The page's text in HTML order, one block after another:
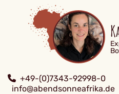
+49-(0)7343-92998-0
info@abendsonneafrika.de